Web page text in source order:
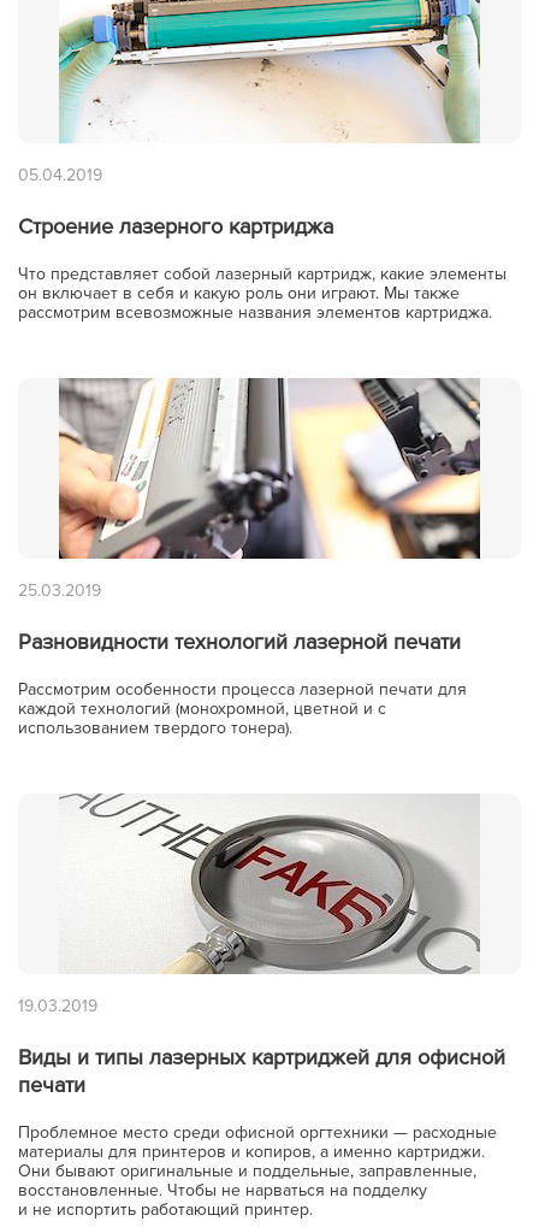
05.04.2019
Строение лазерного картриджа
Что представляет собой лазерный картридж, какие элементы
он включает в себя и какую роль они играют. Мы также
рассмотрим всевозможные названия элементов картриджа.
25.03.2019
Разновидности технологий лазерной печати
Рассмотрим особенности процесса лазерной печати для
каждой технологий (монохромной, цветной и с
использованием твердого тонера).
19.03.2019
Виды и типы лазерных картриджей для офисной
печати
Проблемное место среди офисной оргтехники — расходные
материалы для принтеров и копиров, а именно картриджи.
Они бывают оригинальные и поддельные, заправленные,
восстановленные. Чтобы не нарваться на подделку
и не испортить работающий принтер.